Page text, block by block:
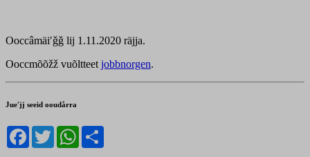
Ooccâmäiʹǧǧ lij 1.11.2020 räjja.
Ooccmõõžž vuõltteet jobbnorgen.
Jueʹjj seeid ooudårra
Facebook
TwitterWhatsApp